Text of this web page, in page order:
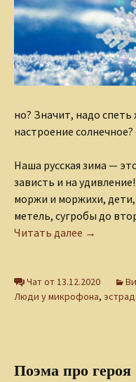
но? Значит, надо
настроение
Наша русская зима —
зависть и на
моржи и моржихи,
метель, сугробы до
Читать далее →
Чат от 13.12.2020
Люди у микрофона,
Поэма про героя